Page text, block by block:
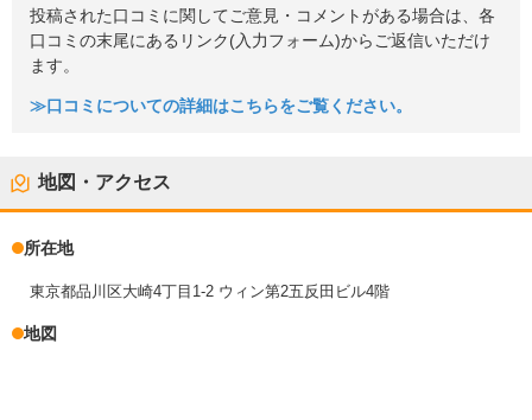
投稿された口コミに関してご意見・コメントがある場合は、各
口コミの末尾にあるリンク(入力フォーム)からご返信いただけ
ます。
≫口コミについての詳細はこちらをご覧ください。
地図・アクセス
所在地
東京都品川区大崎4丁目1-2 ウィン第2五反田ビル4階
地図